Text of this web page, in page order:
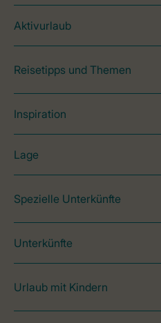
Aktivurlaub
Reisetipps und Themen
Inspiration
Lage
Spezielle Unterkünfte
Unterkünfte
Urlaub mit Kindern